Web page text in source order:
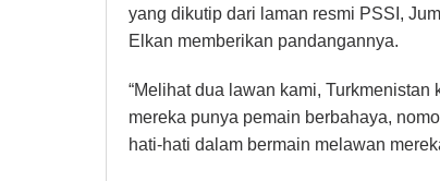
yang dikutip dari laman resmi PSSI,
Elkan memberikan pandangannya.
“Melihat dua lawan kami,
mereka punya pemain berbahaya,
hati-hati dalam bermain melawan